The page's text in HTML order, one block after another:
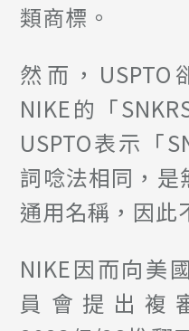
類商標。
然而，USPTO
NIKE的「
USPTO表示「
詞唸法相同，是
通用名稱，因此
NIKE因而向美
員會提出複